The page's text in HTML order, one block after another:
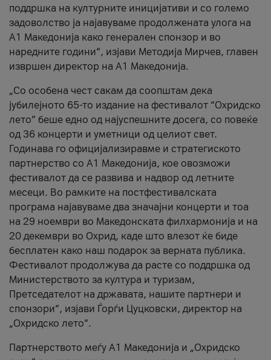
поддршка на културните иницијативи и со големо
задоволство ја најавуваме продолжената улога на
A1 Македонија како генерален спонзор и во
наредните години“, изјави Методија Мирчев, главен
извршен директор на A1 Македонија.
„Со особена чест сакам да соопштам дека
јубилејното 65-то издание на фестивалот “Охридско
лето” беше едно од најуспешните досега, со повеќе
од 36 концерти и уметници од целиот свет.
Годинава го официјализиравме и стратегиското
партнерство со А1 Македонија, кое овозможи
фестивалот да се развива и надвор од летните
месеци. Во рамките на постфестивалската
програма најавуваме два значајни концерти и тоа
на 29 ноември во Македонската филхармонија и на
20 декември во Охрид, каде што влезот ќе биде
бесплатен како наш подарок за верната публика.
Фестивалот продолжува да расте со поддршка од
Министерството за култура и туризам,
Претседателот на државата, нашите партнери и
спонзори“, изјави Ѓорѓи Цуцковски, директор на
„Охридско лето“.
Партнерството меѓу A1 Македонија и „Охридско